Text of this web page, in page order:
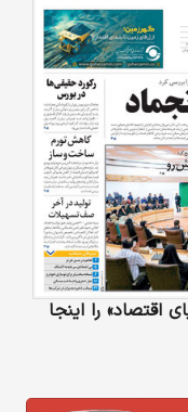
اقتصاد» را اینجا